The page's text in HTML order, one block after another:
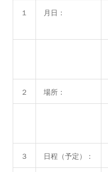
１ 月日：
２ 場所：
３ 日程（予定）：